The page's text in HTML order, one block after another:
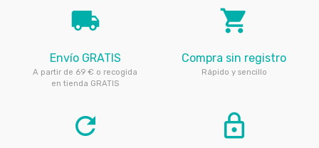
local_shipping
Envío GRATIS
A partir de 69 € o recogida
en tienda GRATIS
local_grocery_store
Compra sin registro
Rápido y sencillo
refresh lock_outline